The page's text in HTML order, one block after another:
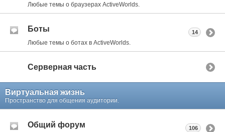
Любые темы о браузерах ActiveWorlds.
Боты
Любые темы о ботах в ActiveWorlds.
14
Серверная часть
Виртуальная жизнь
Пространство для общения аудитории.
Общий форум 106